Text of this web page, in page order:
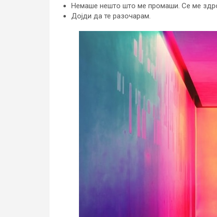
Немаше нешто што ме промаши. Се ме
Дојди да те разочарам.